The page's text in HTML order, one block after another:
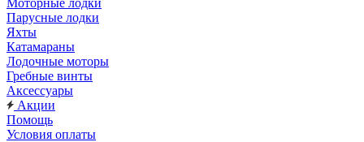
Моторные лодки
Парусные лодки
Яхты
Катамараны
Лодочные моторы
Гребные винты
Аксессуары
Акции
Помощь
Условия оплаты